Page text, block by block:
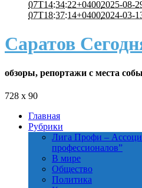
07T14:34:22+04002025-08-
07T18:37:14+04002024-03-
Саратов
обзоры, репортажи с места
728 x 90
Главная
Рубрики
Лига Профи –
профессионалов”
В мире
Общество
Политика